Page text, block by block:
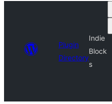
Plugin
Directory
Indie
Block
s